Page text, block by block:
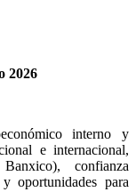
2026
interno y
e internacional,
confianza
oportunidades para